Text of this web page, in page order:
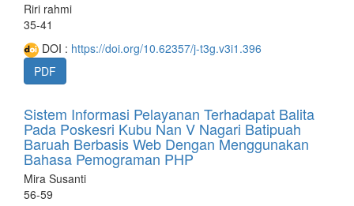
Riri rahmi
35-41
DOI : https://doi.org/10.62357/j-t3g.v3i1.396
PDF
Sistem Informasi Pelayanan Terhadapat Balita
Pada Poskesri Kubu Nan V Nagari Batipuah
Baruah Berbasis Web Dengan Menggunakan
Bahasa Pemograman PHP
Mira Susanti
56-59